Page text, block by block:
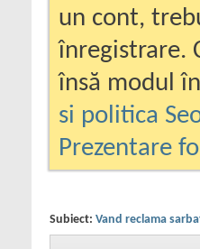
un cont,
înregistrare.
însă modul
si politica
Prezentare
Subiect: Vand reclama